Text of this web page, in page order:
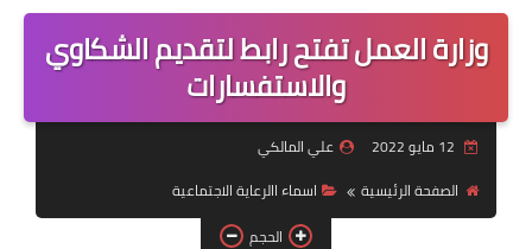
اخبار العراق والعالم
اخبار وزارة العمل وهيئة
التقاعد
قطع الاراضي
وزارة العمل تفتح رابط لتقديم الشكاوي
والاستفسارات
علي المالكي
الصفحة الرئيسية
اسماء االرعاية الاجتماعية
الحجم